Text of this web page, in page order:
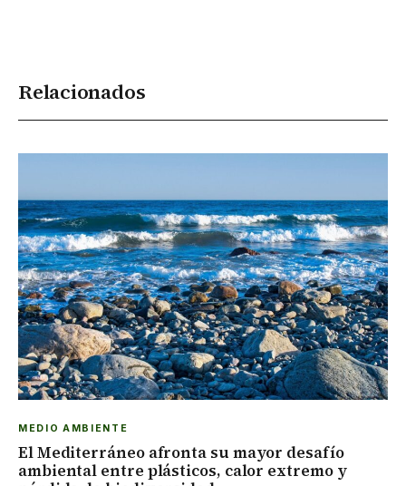
Relacionados
MEDIO AMBIENTE
El Mediterráneo afronta su mayor desafío
ambiental entre plásticos, calor extremo y